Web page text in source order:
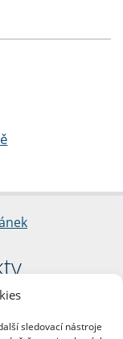
sledovací nástroje